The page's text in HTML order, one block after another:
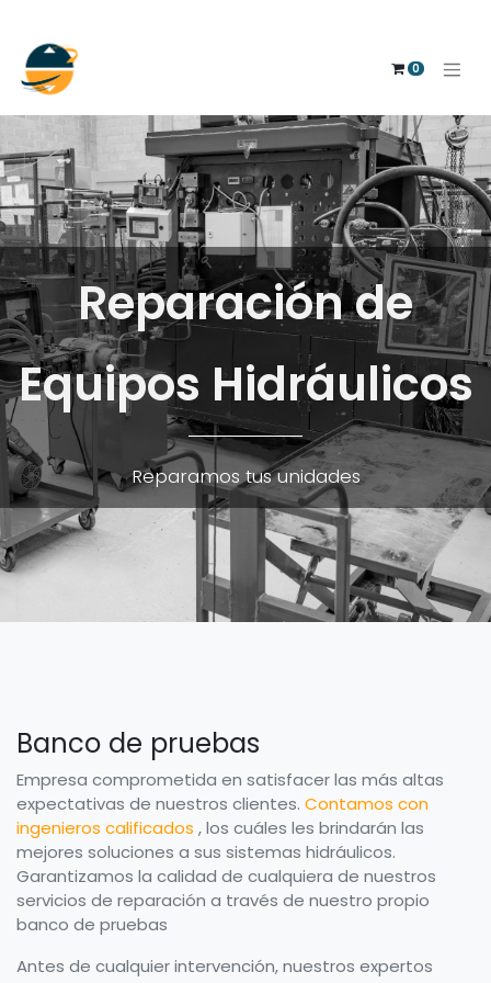
0
Reparación de
Equipos Hidráulicos
Reparamos tus unidades
Banco de pruebas
Empresa comprometida en satisfacer las más altas
expectativas de nuestros clientes. Contamos con
ingenieros calificados , los cuáles les brindarán las
mejores soluciones a sus sistemas hidráulicos.
Garantizamos la calidad de cualquiera de nuestros
servicios de reparación a través de nuestro propio
banco de pruebas
Antes de cualquier intervención, nuestros expertos